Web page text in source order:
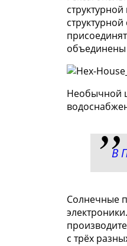
объединены
Необычной
В
Солнечные
с трёх